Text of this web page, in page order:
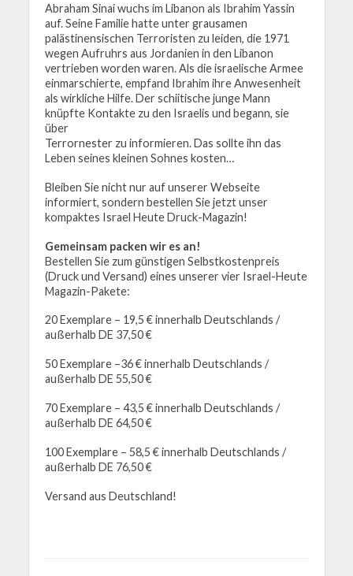
Abraham Sinai wuchs im Libanon als Ibrahim Yassin
auf. Seine Familie hatte unter grausamen
palästinensischen Terroristen zu leiden, die 1971
wegen Aufruhrs aus Jordanien in den Libanon
vertrieben worden waren. Als die israelische Armee
einmarschierte, empfand Ibrahim ihre Anwesenheit
als wirkliche Hilfe. Der schiitische junge Mann
knüpfte Kontakte zu den Israelis und begann, sie
über
Terrornester zu informieren. Das sollte ihn das
Leben seines kleinen Sohnes kosten…
Bleiben Sie nicht nur auf unserer Webseite
informiert, sondern bestellen Sie jetzt unser
kompaktes Israel Heute Druck-Magazin!
Gemeinsam packen wir es an!
Bestellen Sie zum günstigen Selbstkostenpreis
(Druck und Versand) eines unserer vier Israel-Heute
Magazin-Pakete:
20 Exemplare – 19,5 € innerhalb Deutschlands /
außerhalb DE 37,50 €
50 Exemplare –36 € innerhalb Deutschlands /
außerhalb DE 55,50 €
70 Exemplare – 43,5 € innerhalb Deutschlands /
außerhalb DE 64,50 €
100 Exemplare – 58,5 € innerhalb Deutschlands /
außerhalb DE 76,50 €
Versand aus Deutschland!